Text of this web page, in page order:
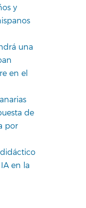
y
una
en el
de
por
en la